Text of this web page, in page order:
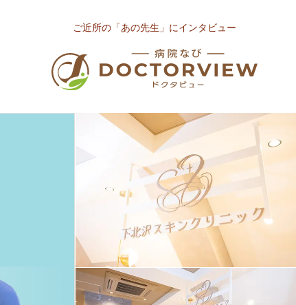
ご近所の「あの先生」にインタビュー